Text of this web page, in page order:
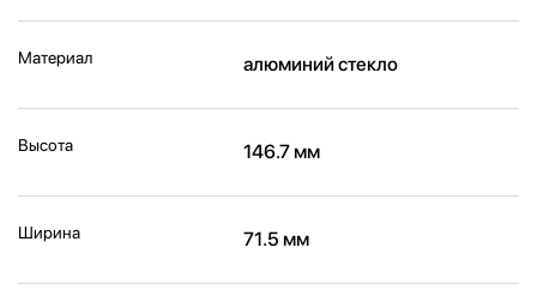
Материал алюминий стекло
Высота 146.7 мм
Ширина 71.5 мм